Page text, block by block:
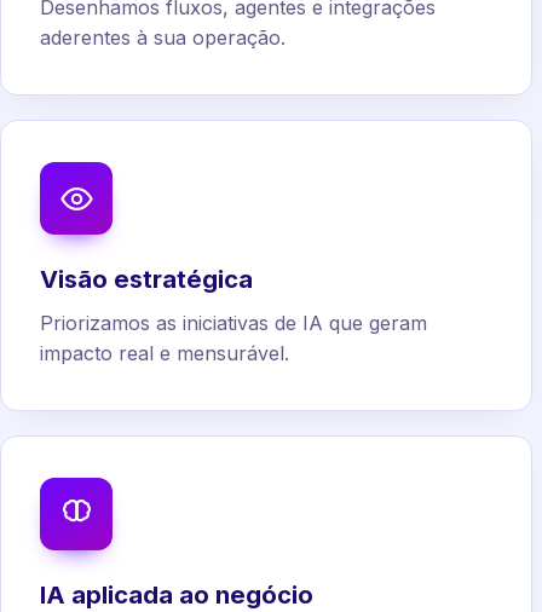
Desenhamos fluxos, agentes e integrações
aderentes à sua operação.
Visão estratégica
Priorizamos as iniciativas de IA que geram
impacto real e mensurável.
IA aplicada ao negócio